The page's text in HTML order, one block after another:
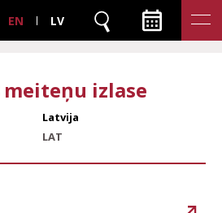
EN LV
meiteņu izlase
Latvija
LAT